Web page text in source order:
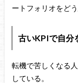
ートフォリオをど
古いKPIで自分
転機で苦しくなる
している。